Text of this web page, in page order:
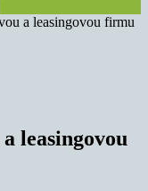
a leasingovou firmu
leasingovou